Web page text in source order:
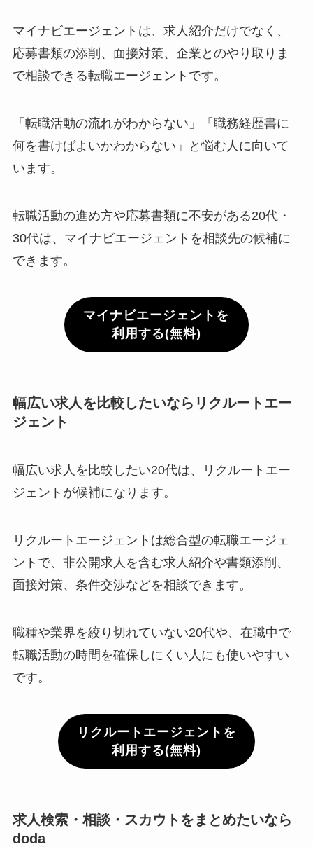
マイナビエージェントは、求人紹介だけでなく、
応募書類の添削、面接対策、企業とのやり取りま
で相談できる転職エージェントです。
「転職活動の流れがわからない」「職務経歴書に
何を書けばよいかわからない」と悩む人に向いて
います。
転職活動の進め方や応募書類に不安がある20代・
30代は、マイナビエージェントを相談先の候補に
できます。
マイナビエージェントを
利用する(無料)
幅広い求人を比較したいならリクルートエー
ジェント
幅広い求人を比較したい20代は、リクルートエー
ジェントが候補になります。
リクルートエージェントは総合型の転職エージェ
ントで、非公開求人を含む求人紹介や書類添削、
面接対策、条件交渉などを相談できます。
職種や業界を絞り切れていない20代や、在職中で
転職活動の時間を確保しにくい人にも使いやすい
です。
リクルートエージェントを
利用する(無料)
求人検索・相談・スカウトをまとめたいなら
doda